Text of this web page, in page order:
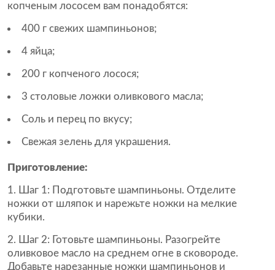
копченым лососем вам понадобятся:
400 г свежих шампиньонов;
4 яйца;
200 г копченого лосося;
3 столовые ложки оливкового масла;
Соль и перец по вкусу;
Свежая зелень для украшения.
Приготовление:
1. Шаг 1: Подготовьте шампиньоны. Отделите
ножки от шляпок и нарежьте ножки на мелкие
кубики.
2. Шаг 2: Готовьте шампиньоны. Разогрейте
оливковое масло на среднем огне в сковороде.
Добавьте нарезанные ножки шампиньонов и